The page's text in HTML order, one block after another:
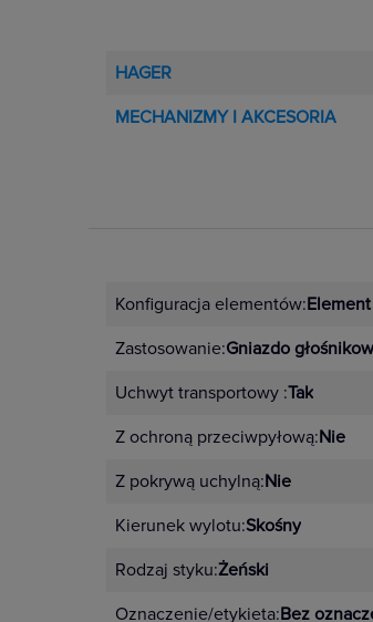
HAGER
MECHANIZMY I AKCESORIA
Konfiguracja elementów:
Zastosowanie:Gniazdo
Uchwyt transportowy :Tak
Z ochroną przeciwpyłową:Nie
Z pokrywą uchylną:Nie
Kierunek wylotu:Skośny
Rodzaj styku:Żeński
Oznaczenie/etykieta:Bez